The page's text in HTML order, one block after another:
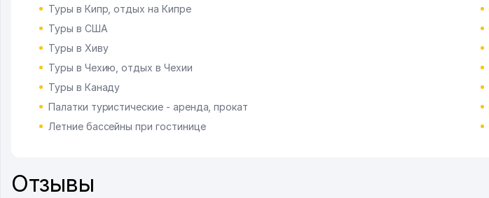
Туры в Кипр, отдых на Кипре
Туры в США
Туры в Хиву
Туры в Чехию, отдых в Чехии
Туры в Канаду
Палатки туристические - аренда, прокат
Летние бассейны при гостинице
Отзывы